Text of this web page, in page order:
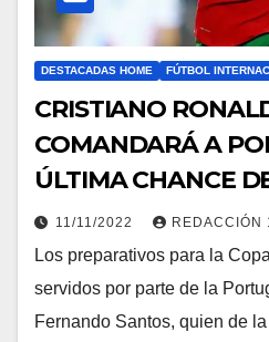
DESTACADAS HOME FÚTBOL
CRISTIANO
COMANDARÁ A
ÚLTIMA CHANCE
11/11/2022 REDACCIÓN
Los preparativos para la
servidos por parte de la
Fernando Santos, quien de